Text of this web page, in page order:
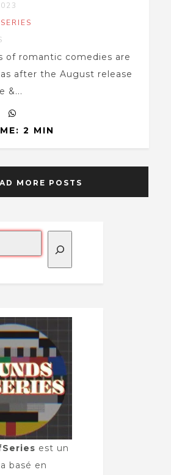
of romantic comedies are
after the August release
&...
2 MIN
MORE POSTS
est un
basé en